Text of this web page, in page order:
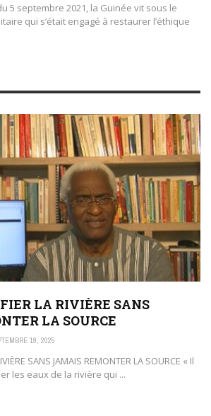
5 septembre 2021, la Guinée vit sous le
qui s’était engagé à restaurer l’éthique
LA RIVIÈRE SANS
LA SOURCE
19, 2025
SANS JAMAIS REMONTER LA SOURCE « Il
les eaux de la rivière qui ...